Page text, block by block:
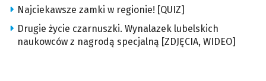
Najciekawsze zamki w regionie! [QUIZ]
Drugie życie czarnuszki. Wynalazek lubelskich
naukowców z nagrodą specjalną [ZDJĘCIA, WIDEO]